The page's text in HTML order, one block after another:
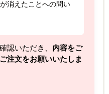
消えたことへの問い
認いただき、 内容をご
注文をお願いいたしま